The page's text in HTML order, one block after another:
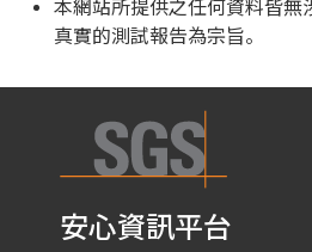
本網站所提供之任何資料皆無
真實的測試報告為宗旨。
安心資訊平台